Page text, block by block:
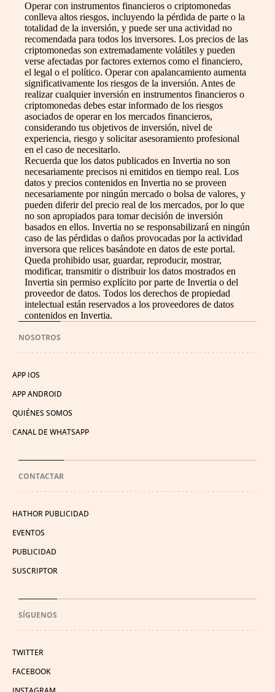
Operar con instrumentos financieros o criptomonedas
conlleva altos riesgos, incluyendo la pérdida de parte o la
totalidad de la inversión, y puede ser una actividad no
recomendada para todos los inversores. Los precios de las
criptomonedas son extremadamente volátiles y pueden
verse afectadas por factores externos como el financiero,
el legal o el político. Operar con apalancamiento aumenta
significativamente los riesgos de la inversión. Antes de
realizar cualquier inversión en instrumentos financieros o
criptomonedas debes estar informado de los riesgos
asociados de operar en los mercados financieros,
considerando tus objetivos de inversión, nivel de
experiencia, riesgo y solicitar asesoramiento profesional
en el caso de necesitarlo.
Recuerda que los datos publicados en Invertia no son
necesariamente precisos ni emitidos en tiempo real. Los
datos y precios contenidos en Invertia no se proveen
necesariamente por ningún mercado o bolsa de valores, y
pueden diferir del precio real de los mercados, por lo que
no son apropiados para tomar decisión de inversión
basados en ellos. Invertia no se responsabilizará en ningún
caso de las pérdidas o daños provocadas por la actividad
inversora que relices basándote en datos de este portal.
Queda prohibido usar, guardar, reproducir, mostrar,
modificar, transmitir o distribuir los datos mostrados en
Invertia sin permiso explícito por parte de Invertia o del
proveedor de datos. Todos los derechos de propiedad
intelectual están reservados a los proveedores de datos
contenidos en Invertia.
NOSOTROS
APP IOS
APP ANDROID
QUIÉNES SOMOS
CANAL DE WHATSAPP
CONTACTAR
HATHOR PUBLICIDAD
EVENTOS
PUBLICIDAD
SUSCRIPTOR
SÍGUENOS
TWITTER
FACEBOOK